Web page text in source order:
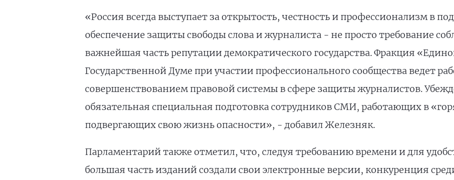
«Россия всегда выступает за открытость, честность и профессионализм в
обеспечение защиты свободы слова и журналиста - не просто требование
важнейшая часть репутации демократического государства. Фракция
Государственной Думе при участии профессионального сообщества ведет
совершенствованием правовой системы в сфере защиты журналистов.
обязательная специальная подготовка сотрудников СМИ, работающих в
подвергающих свою жизнь опасности», - добавил Железняк.
Парламентарий также отметил, что, следуя требованию времени и для
большая часть изданий создали свои электронные версии, конкуренция